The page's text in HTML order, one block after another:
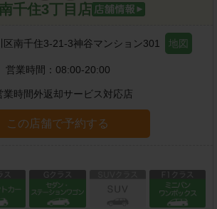
千住3丁目店
区南千住3-21-3神谷マンション301 地図
営業時間： 08:00-20:00
業時間外返却サービス対応店
この店舗で予約する